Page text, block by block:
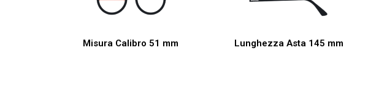
Misura Calibro 51 mm Lunghezza Asta 145 mm